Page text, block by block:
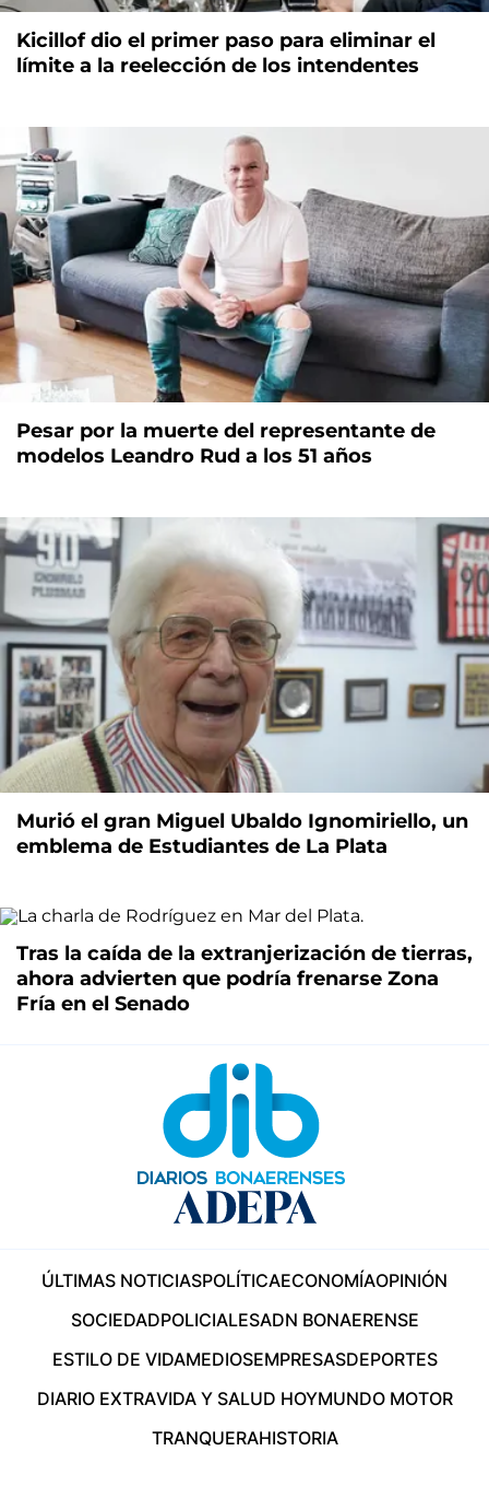
Kicillof dio el primer paso para eliminar el
límite a la reelección de los intendentes
Pesar por la muerte del representante de
modelos Leandro Rud a los 51 años
Murió el gran Miguel Ubaldo Ignomiriello, un
emblema de Estudiantes de La Plata
Tras la caída de la extranjerización de tierras,
ahora advierten que podría frenarse Zona
Fría en el Senado
ÚLTIMAS NOTICIASPOLÍTICAECONOMÍAOPINIÓN
SOCIEDADPOLICIALESADN BONAERENSE
ESTILO DE VIDAMEDIOSEMPRESASDEPORTES
DIARIO EXTRAVIDA Y SALUD HOYMUNDO MOTOR
TRANQUERAHISTORIA